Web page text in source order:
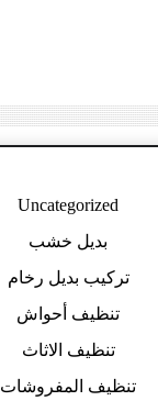
Uncategorized
بديل خشب
تركيب بديل رخام
تنظيف أحواش
تنظيف الاثاث
تنظيف المفروشات